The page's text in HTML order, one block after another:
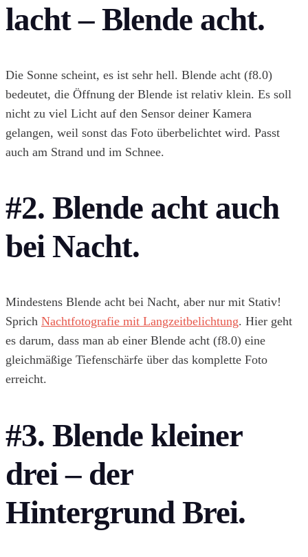
lacht – Blende acht.
Die Sonne scheint, es ist sehr hell. Blende acht (f8.0)
bedeutet, die Öffnung der Blende ist relativ klein. Es soll
nicht zu viel Licht auf den Sensor deiner Kamera
gelangen, weil sonst das Foto überbelichtet wird. Passt
auch am Strand und im Schnee.
#2. Blende acht auch
bei Nacht.
Mindestens Blende acht bei Nacht, aber nur mit Stativ!
Sprich Nachtfotografie mit Langzeitbelichtung. Hier geht
es darum, dass man ab einer Blende acht (f8.0) eine
gleichmäßige Tiefenschärfe über das komplette Foto
erreicht.
#3. Blende kleiner
drei – der
Hintergrund Brei.